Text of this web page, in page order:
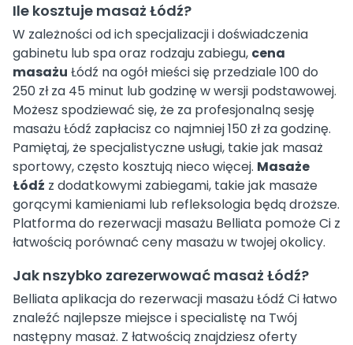
Ile kosztuje masaż Łódź?
W zależności od ich specjalizacji i doświadczenia
gabinetu lub spa oraz rodzaju zabiegu, cena
masażu Łódź na ogół mieści się przedziale 100 do
250 zł za 45 minut lub godzinę w wersji podstawowej.
Możesz spodziewać się, że za profesjonalną sesję
masażu Łódź zapłacisz co najmniej 150 zł za godzinę.
Pamiętaj, że specjalistyczne usługi, takie jak masaż
sportowy, często kosztują nieco więcej. Masaże
Łódź z dodatkowymi zabiegami, takie jak masaże
gorącymi kamieniami lub refleksologia będą droższe.
Platforma do rezerwacji masażu Belliata pomoże Ci z
łatwością porównać ceny masażu w twojej okolicy.
Jak nszybko zarezerwować masaż Łódź?
Belliata aplikacja do rezerwacji masażu Łódź Ci łatwo
znaleźć najlepsze miejsce i specialistę na Twój
następny masaż. Z łatwością znajdziesz oferty